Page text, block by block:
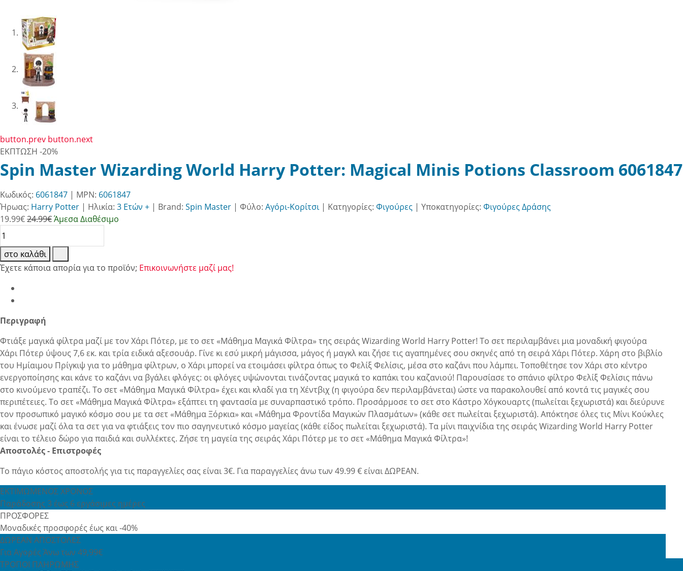
button.prev button.next
ΕΚΠΤΩΣΗ -20%
Spin Master Wizarding World Harry Potter: Magical Minis Potions Classroom 6061847
Κωδικός: 6061847 | MPN: 6061847
Ήρωας: Harry Potter | Ηλικία: 3 Ετών + | Brand: Spin Master | Φύλο: Αγόρι-Κορίτσι| Κατηγορίες: Φιγούρες | Υποκατηγορίες: Φιγούρες Δράσης
19.99€24.99€Άμεσα Διαθέσιμο
στο καλάθι
Έχετε κάποια απορία για το προϊόν; Επικοινωνήστε μαζί μας!
Περιγραφή
Φτιάξε μαγικά φίλτρα μαζί με τον Χάρι Πότερ, με το σετ «Μάθημα Μαγικά Φίλτρα» της σειράς Wizarding World Harry Potter! Το σετ περιλαμβάνει μια μοναδική φιγούρα
Χάρι Πότερ ύψους 7,6 εκ. και τρία ειδικά αξεσουάρ. Γίνε κι εσύ μικρή μάγισσα, μάγος ή μαγκλ και ζήσε τις αγαπημένες σου σκηνές από τη σειρά Χάρι Πότερ. Χάρη στο βιβλίο
του Ημίαιμου Πρίγκιψ για το μάθημα φίλτρων, ο Χάρι μπορεί να ετοιμάσει φίλτρα όπως το Φελίξ Φελίσις, μέσα στο καζάνι που λάμπει. Τοποθέτησε τον Χάρι στο κέντρο
ενεργοποίησης και κάνε το καζάνι να βγάλει φλόγες: οι φλόγες υψώνονται τινάζοντας μαγικά το καπάκι του καζανιού! Παρουσίασε το σπάνιο φίλτρο Φελίξ Φελίσις πάνω
στο κινούμενο τραπέζι. Το σετ «Μάθημα Μαγικά Φίλτρα» έχει και κλαδί για τη Χέντβιχ (η φιγούρα δεν περιλαμβάνεται) ώστε να παρακολουθεί από κοντά τις μαγικές σου
περιπέτειες. Το σετ «Μάθημα Μαγικά Φίλτρα» εξάπτει τη φαντασία με συναρπαστικό τρόπο. Προσάρμοσε το σετ στο Κάστρο Χόγκουαρτς (πωλείται ξεχωριστά) και διεύρυνε
τον προσωπικό μαγικό κόσμο σου με τα σετ «Μάθημα Ξόρκια» και «Μάθημα Φροντίδα Μαγικών Πλασμάτων» (κάθε σετ πωλείται ξεχωριστά). Απόκτησε όλες τις Μίνι Κούκλες
και ένωσε μαζί όλα τα σετ για να φτιάξεις τον πιο σαγηνευτικό κόσμο μαγείας (κάθε είδος πωλείται ξεχωριστά). Τα μίνι παιχνίδια της σειράς Wizarding World Harry Potter
είναι το τέλειο δώρο για παιδιά και συλλέκτες. Ζήσε τη μαγεία της σειράς Χάρι Πότερ με το σετ «Μάθημα Μαγικά Φίλτρα»!
Αποστολές - Επιστροφές
Το πάγιο κόστος αποστολής για τις παραγγελίες σας είναι 3€. Για παραγγελίες άνω των 49.99 € είναι ΔΩΡΕΑΝ.
ΕΚΤΙΜΩΜΕΝΟΣ ΧΡΟΝΟΣ
Παράδοσης 3 έως 6 εργάσιμες ημέρες
ΠΡΟΣΦΟΡΕΣ
Μοναδικές προσφορές έως και -40%
ΔΩΡΕΑΝ ΑΠΟΣΤΟΛΕΣ
Για Αγορές Άνω των 49,99€
ΤΡΟΠΟΙ ΠΛΗΡΩΜΗΣ